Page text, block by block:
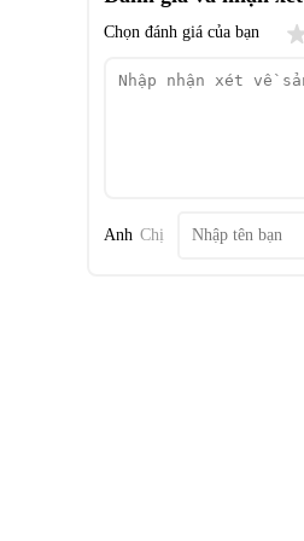
Chọn đánh giá của bạn
Anh Chị